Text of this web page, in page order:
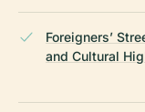
Foreigners’
and Cultural